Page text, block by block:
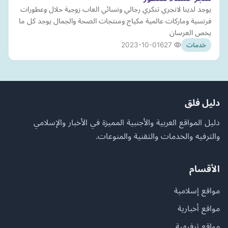
يوجد لدينا لانجري تنكري رجالي ونسائي العاب زوجية حلال وعطورات
فرنسية وماركات عالمية مكياج ومنتجات الصحة والجمال يوجد كل ما
يخص العرسان
خدمات 2023-10-01
دليل فلق
دليل المواقع العربية والأجنبية المميزة في الأخبار والإسلامي
والترفيه والخدمات والتقنية والمنوعات.
الأقسام
مواقع إسلامية
مواقع أخبارية